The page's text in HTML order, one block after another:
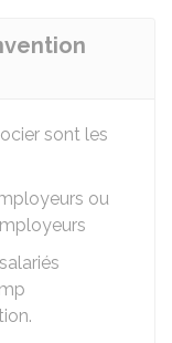
sont les
ou